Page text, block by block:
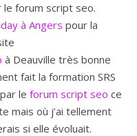
le forum script seo.
à Angers pour la
à Deauville très bonne
fait la formation SRS
le forum script seo ce
mais où j’ai tellement
si elle évoluait.